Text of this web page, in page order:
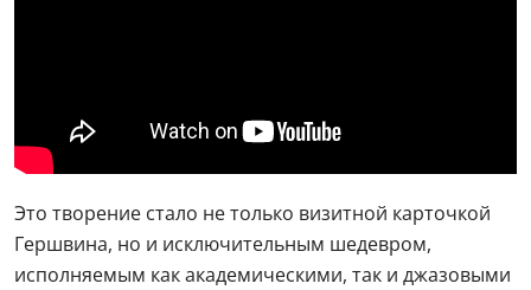
Это творение стало не только визитной карточкой
Гершвина, но и исключительным шедевром,
исполняемым как академическими, так и джазовыми